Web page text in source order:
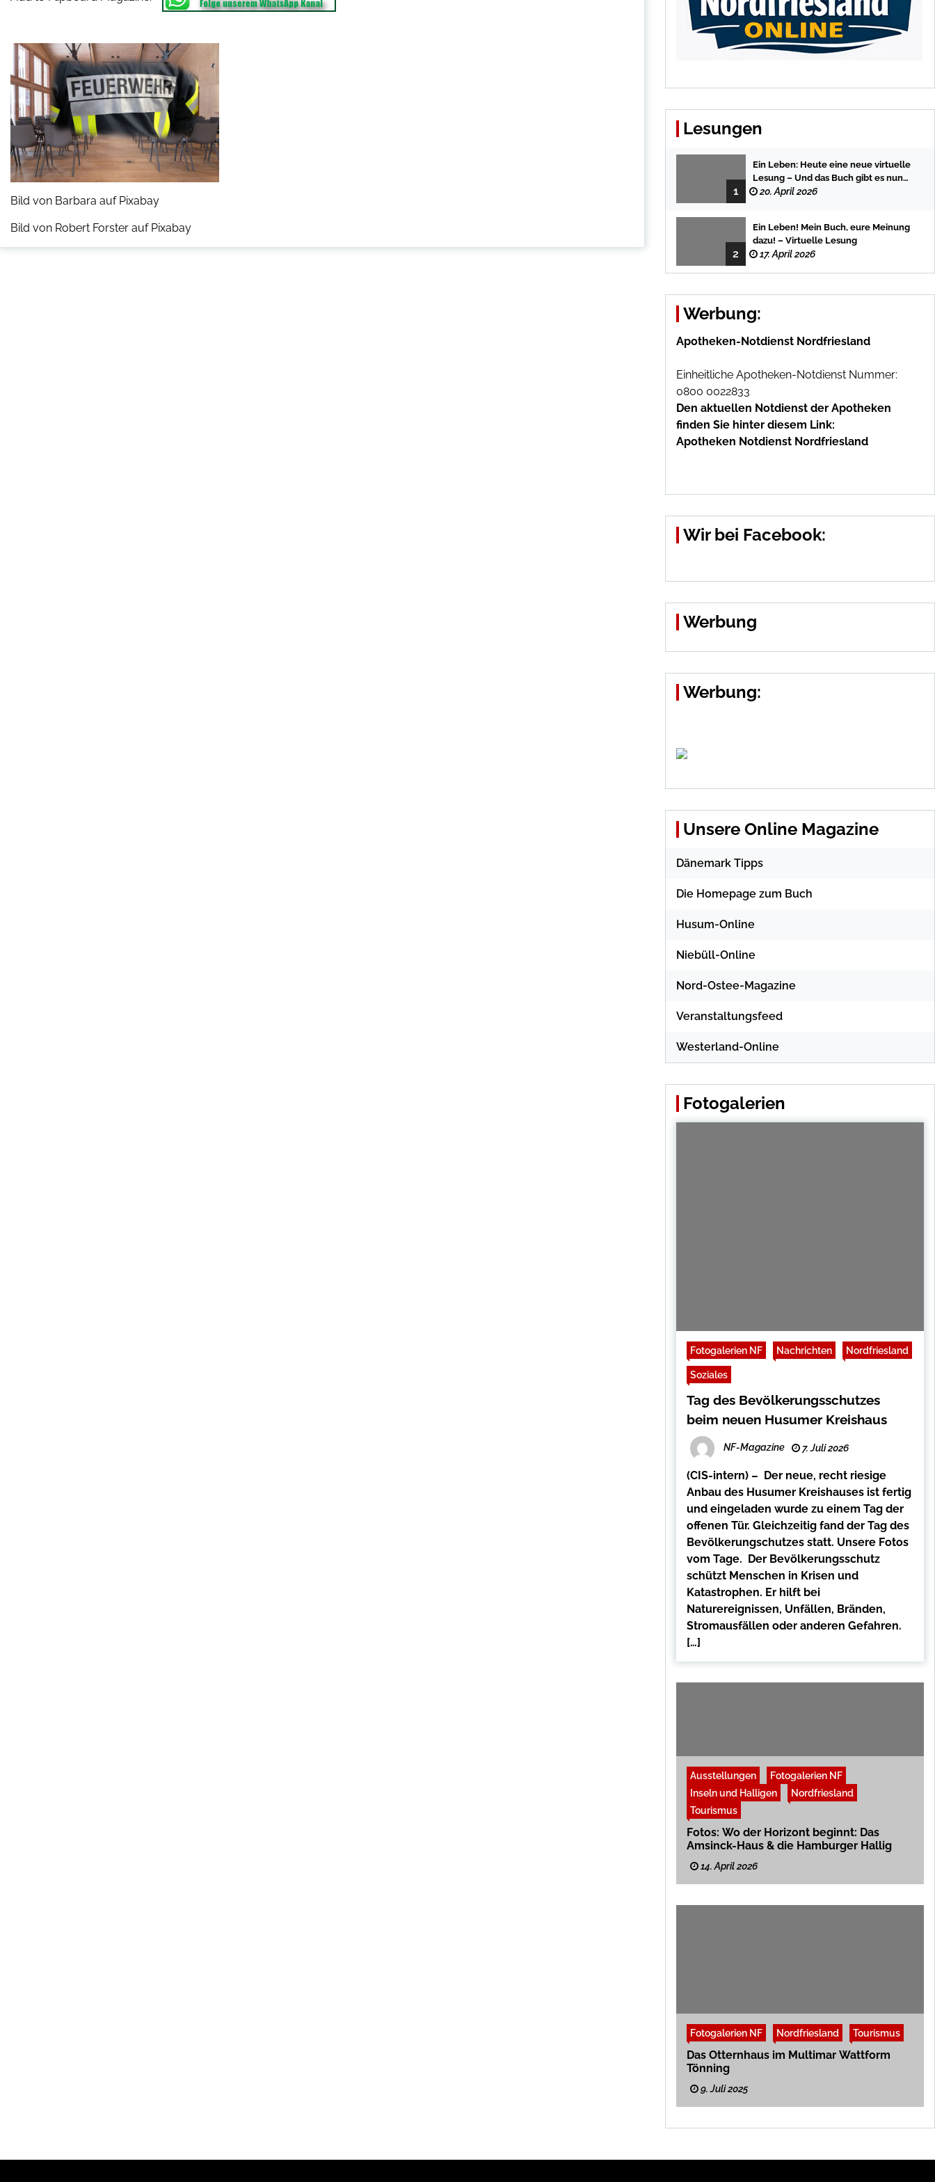
Bild von Barbara auf Pixabay
Bild von Robert Forster auf Pixabay
Lesungen
1
Ein Leben: Heute eine neue virtuelle
Lesung – Und das Buch gibt es nun
auch in der Bredstedter
20. April 2026
2
Ein Leben! Mein Buch, eure Meinung
dazu! – Virtuelle Lesung
17. April 2026
Werbung:
Apotheken-Notdienst Nordfriesland
Einheitliche Apotheken-Notdienst Nummer:
0800 0022833
Den aktuellen Notdienst der Apotheken
finden Sie hinter diesem Link:
Apotheken Notdienst Nordfriesland
Wir bei Facebook:
Werbung
Werbung:
Unsere Online Magazine
Dänemark Tipps
Die Homepage zum Buch
Husum-Online
Niebüll-Online
Nord-Ostee-Magazine
Veranstaltungsfeed
Westerland-Online
Fotogalerien
Fotogalerien NF Nachrichten Nordfriesland
Soziales
Tag des Bevölkerungsschutzes
beim neuen Husumer Kreishaus
NF-Magazine 7. Juli 2026
(CIS-intern) – Der neue, recht riesige
Anbau des Husumer Kreishauses ist fertig
und eingeladen wurde zu einem Tag der
offenen Tür. Gleichzeitig fand der Tag des
Bevölkerungschutzes statt. Unsere Fotos
vom Tage. Der Bevölkerungsschutz
schützt Menschen in Krisen und
Katastrophen. Er hilft bei
Naturereignissen, Unfällen, Bränden,
Stromausfällen oder anderen Gefahren.
[…]
Ausstellungen
Fotogalerien NF
Inseln und Halligen
Nordfriesland
Tourismus
Fotos: Wo der Horizont beginnt: Das
Amsinck-Haus & die Hamburger Hallig
14. April 2026
Fotogalerien NF Nordfriesland Tourismus
Das Otternhaus im Multimar Wattform
Tönning
9. Juli 2025